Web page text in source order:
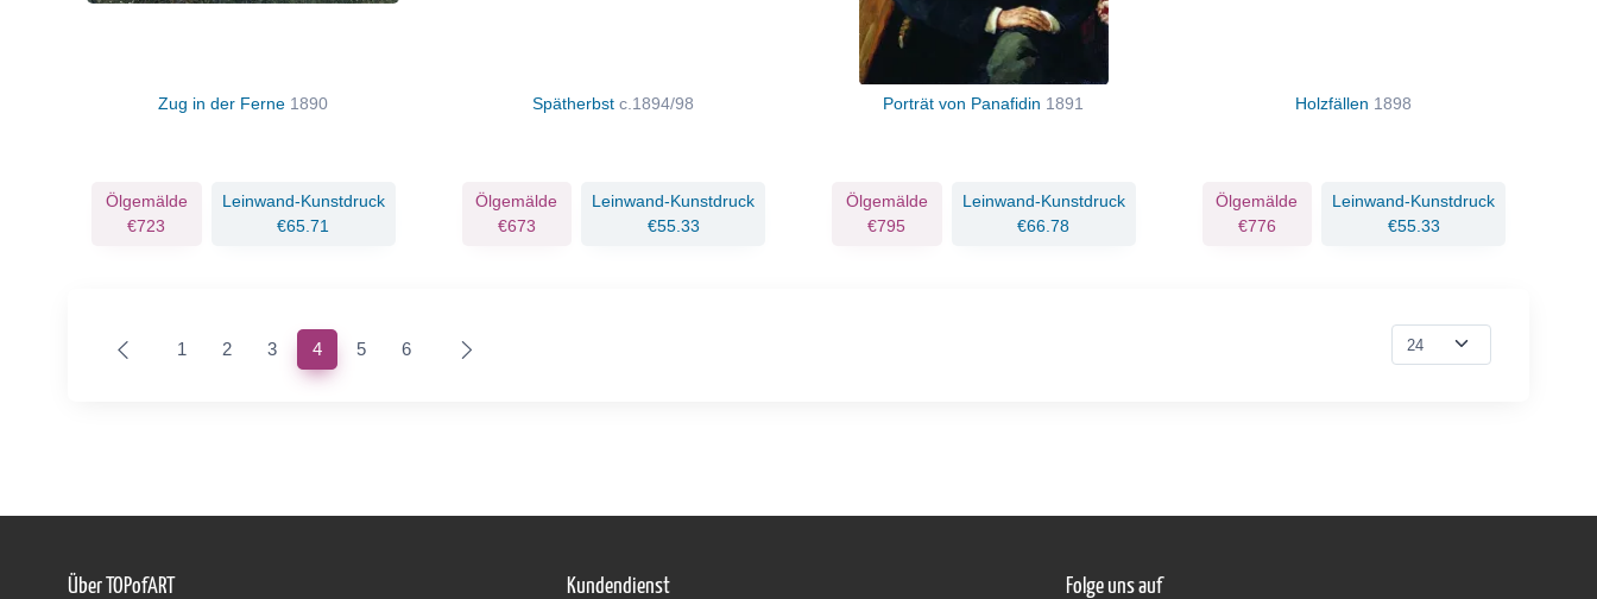
Zug in der Ferne 1890
Ölgemälde
€723
Leinwand-Kunstdruck
€65.71
Spätherbstc.1894/98
Ölgemälde
€673
Leinwand-Kunstdruck
€55.33
Porträt von Panafidin 1891
Ölgemälde
€795
Leinwand-Kunstdruck
€66.78
Holzfällen 1898
Ölgemälde
€776
Leinwand-Kunstdruck
€55.33
1 2 3 4(current)
5 6
Über TOPofART Kundendienst Folge uns auf